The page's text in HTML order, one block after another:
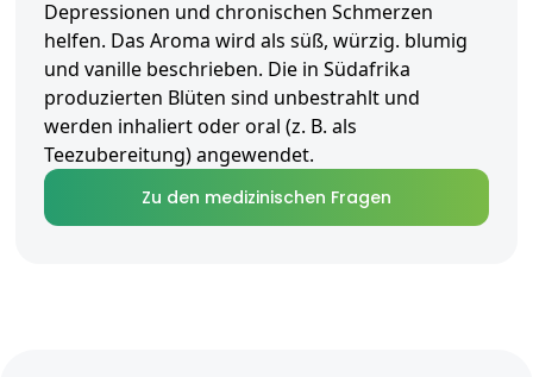
Depressionen und chronischen Schmerzen
helfen. Das Aroma wird als süß, würzig. blumig
und vanille beschrieben. Die in Südafrika
produzierten Blüten sind unbestrahlt und
werden inhaliert oder oral (z. B. als
Teezubereitung) angewendet.
Zu den medizinischen Fragen